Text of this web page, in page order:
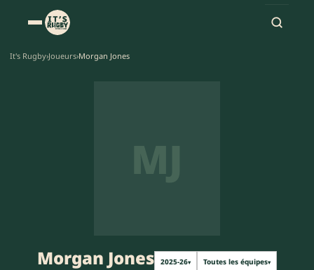
It's Rugby›Joueurs›Morgan Jones
MJ
Morgan Jones 2025-26▾ Toutes les équipes▾